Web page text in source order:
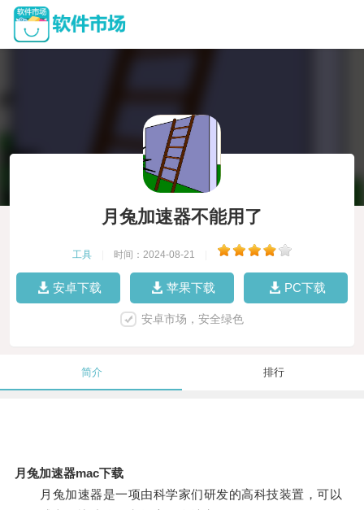
月兔加速器不能用了
工具 时间：2024-08-21
安卓下载 苹果下载 PC下载
安卓市场，安全绿色
简介 排行
月兔加速器mac下载
月兔加速器是一项由科学家们研发的高科技装置，可以